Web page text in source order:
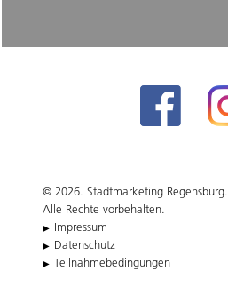
© 2026. Stadtmarketing Regensburg.
Alle Rechte vorbehalten.
Impressum
Datenschutz
Teilnahmebedingungen